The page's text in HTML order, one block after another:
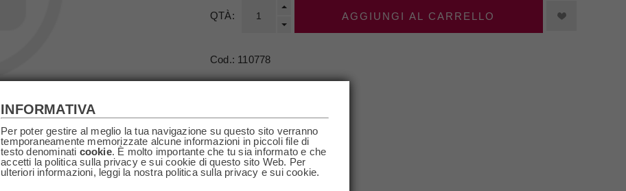
QTÀ: AGGIUNGI AL CARRELLO
Cod.: 110778
INFORMATIVA
Per poter gestire al meglio la tua navigazione su questo sito verranno
temporaneamente memorizzate alcune informazioni in piccoli file di
testo denominati cookie. È molto importante che tu sia informato e che
accetti la politica sulla privacy e sui cookie di questo sito Web. Per
ulteriori informazioni, leggi la nostra politica sulla privacy e sui cookie.